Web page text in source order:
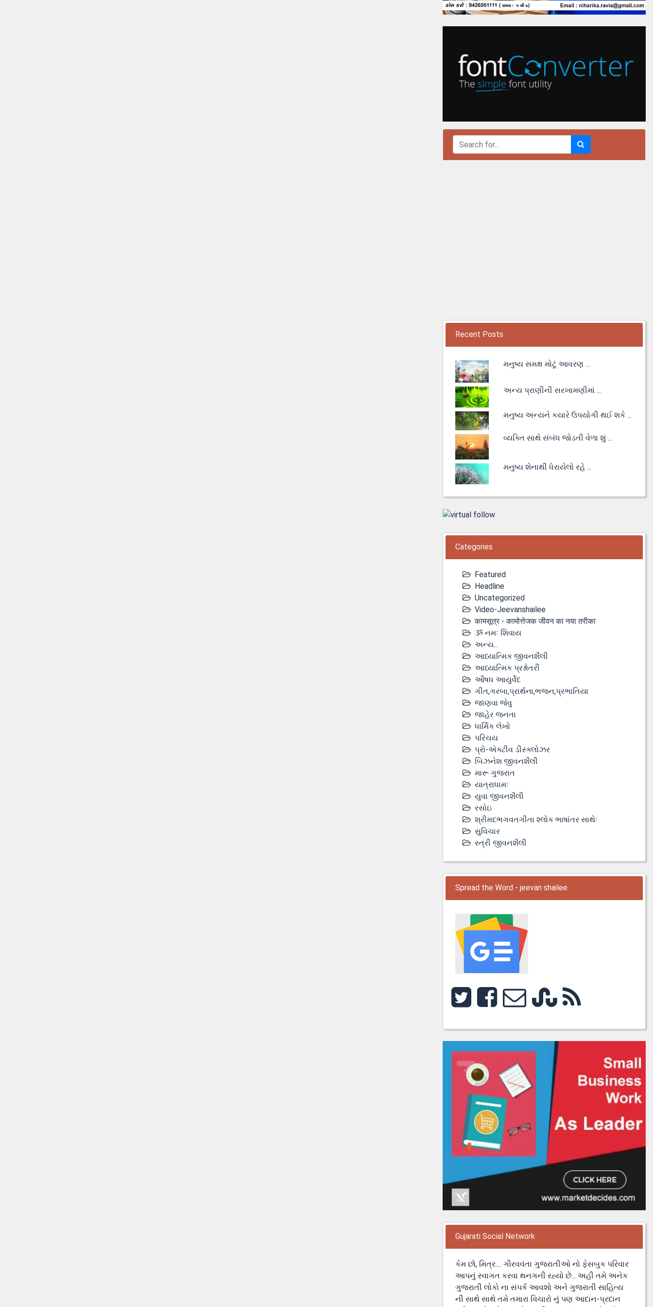
Recent Posts
મનુષ્ય સમક્ષ મોટૂં આવરણ ...
અન્ય પ્રાણીની સરખામણીમાં ...
મનુષ્ય અન્યને કયારે ઉપયોગી થઈ શકે ...
વ્યક્તિ સાથે સંબંધ જોડતી વેળા શું ...
મનુષ્ય શેનાથી ધેરાયેલો રહે ...
Categories
Featured
Headline
Uncategorized
Video-Jeevanshailee
कामसूत्र - कामोत्तेजक जीवन का नया तरीका
ૐ નમઃ શિવાય
અન્ય...
આધ્યાત્મિક જીવનશૈલી
આધ્યાત્મિક પ્રશ્નોતરી
ઔષધ આયુર્વેદ
ગીત,ગરબા,પ્રાર્થના,ભજન,પ્રભાતિયા
જાણવા જેવુ
જાહેર જનતા
ધાર્મિક લેખો
પરિચય
પ્રો-એક્ટીવ ડીસ્‍ક્લોઝર
બિઝનેશ જીવનશૈલી
મારૂ ગુજરાત
યાત્રાધામઃ
યુવા જીવનશૈલી
રસોઇ
શ્રીમદભગવતગીતા શ્લોક ભાષાંતર સાથેઃ
સુવિચાર
સ્ત્રી જીવનશૈલી
Spread the Word - jeevan shailee
Gujarati Social Network
કેમ છો, મિત્ર.... ગૌરવવંતા ગુજરાતીઓ નો ફેસબુક પરિવાર
આપનું સ્વાગત કરવા થનગની રહ્યો છે... અહી તમે અનેક
ગુજરાતી લોકો ના સંપર્ક આવશો અને ગુજરાતી સાહિત્ય
ની સાથે સાથે તમે તમારા વિચારો નું પણ આદાન-પ્રદાન